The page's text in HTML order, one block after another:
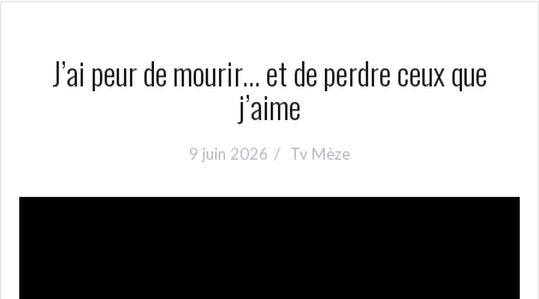
J’ai peur de mourir… et de perdre ceux que
j’aime
9 juin 2026 Tv Mèze